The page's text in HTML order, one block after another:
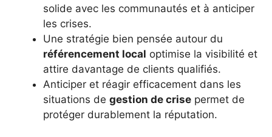
solide avec les communautés et à anticiper
les crises.
Une stratégie bien pensée autour du
référencement local optimise la visibilité et
attire davantage de clients qualifiés.
Anticiper et réagir efficacement dans les
situations de gestion de crise permet de
protéger durablement la réputation.